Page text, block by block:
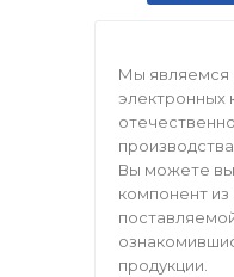
Мы являемся
электронных
Вы можете
компонент
продукции.